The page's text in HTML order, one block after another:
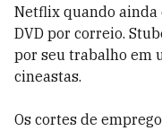
Netflix quando ainda
DVD por correio.
por seu trabalho em
cineastas.
Os cortes de